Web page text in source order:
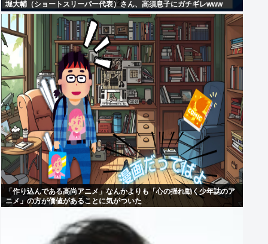
堀大輔（ショートスリーパー代表）さん、高須息子にガチギレwww
「作り込んである高尚アニメ」なんかよりも「心の揺れ動く少年誌のア
ニメ」の方が価値があることに気がついた